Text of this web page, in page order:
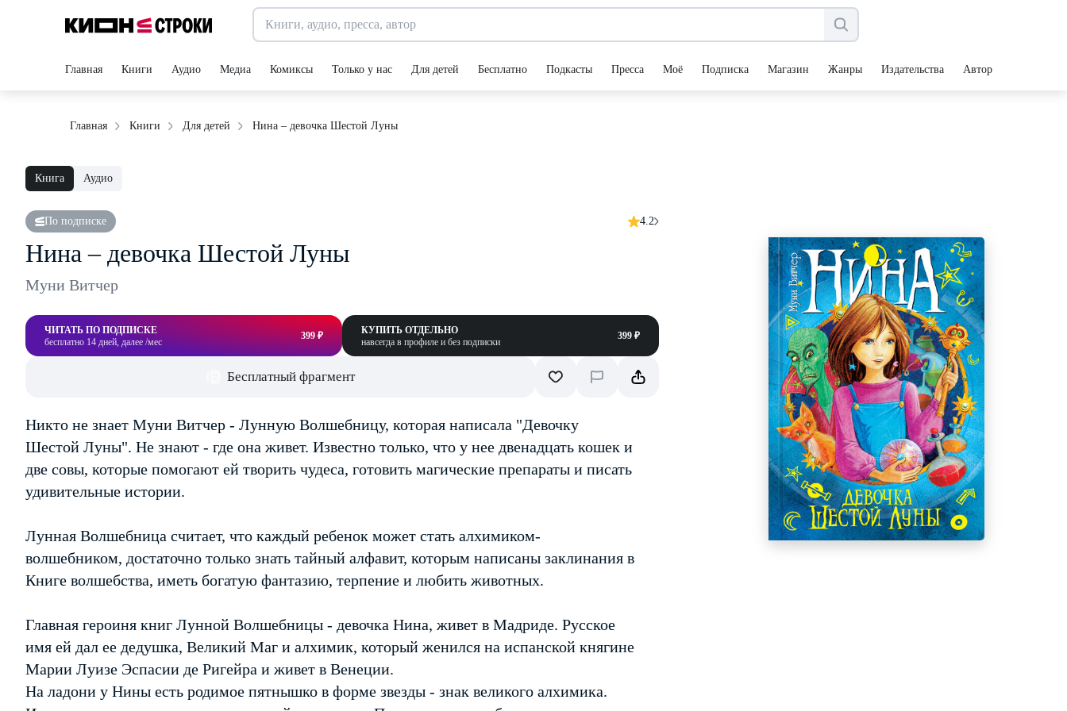
Главная Книги Аудио Медиа Комиксы Только у нас Для детей Бесплатно Подкасты Пресса Моё Подписка Магазин Жанры Издательства Авторы
Главная Книги Для детей Нина – девочка Шестой Луны
Книга Аудио
По подписке 4.2
Нина – девочка Шестой Луны
Муни Витчер
ЧИТАТЬ ПО ПОДПИСКЕ
бесплатно 14 дней, далее /мес
399 ₽
КУПИТЬ ОТДЕЛЬНО
навсегда в профиле и без подписки
399 ₽
Бесплатный фрагмент
Никто не знает Муни Витчер - Лунную Волшебницу, которая написала "Девочку
Шестой Луны". Не знают - где она живет. Известно только, что у нее двенадцать кошек и
две совы, которые помогают ей творить чудеса, готовить магические препараты и писать
удивительные истории.
Лунная Волшебница считает, что каждый ребенок может стать алхимиком-
волшебником, достаточно только знать тайный алфавит, которым написаны заклинания в
Книге волшебства, иметь богатую фантазию, терпение и любить животных.
Главная героиня книг Лунной Волшебницы - девочка Нина, живет в Мадриде. Русское
имя ей дал ее дедушка, Великий Маг и алхимик, который женился на испанской княгине
Марии Луизе Эспасии де Ригейра и живет в Венеции.
На ладони у Нины есть родимое пятнышко в форме звезды - знак великого алхимика.